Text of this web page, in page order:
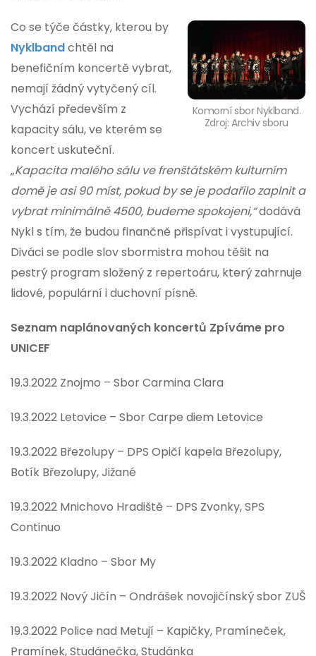
Komorní sbor Nyklband.
Zdroj: Archiv sboru
Co se týče částky, kterou by
Nyklbandchtěl na
benefičním koncertě vybrat,
nemají žádný vytyčený cíl.
Vychází především z
kapacity sálu, ve kterém se
koncert uskuteční.
„Kapacita malého sálu ve frenštátském kulturním
domě je asi 90 míst, pokud by se je podařilo zaplnit a
vybrat minimálně 4500, budeme spokojeni,“dodává
Nykl s tím, že budou finančně přispívat i vystupující.
Diváci se podle slov sbormistra mohou těšit na
pestrý program složený z repertoáru, který zahrnuje
lidové, populární i duchovní písně.
Seznam naplánovaných koncertů Zpíváme pro
UNICEF
19.3.2022 Znojmo – Sbor Carmina Clara
19.3.2022 Letovice – Sbor Carpe diem Letovice
19.3.2022 Březolupy – DPS Opičí kapela Březolupy,
Botík Březolupy, Jižané
19.3.2022 Mnichovo Hradiště – DPS Zvonky, SPS
Continuo
19.3.2022 Kladno – Sbor My
19.3.2022 Nový Jičín – Ondrášek novojičínský sbor ZUŠ
19.3.2022 Police nad Metují – Kapičky, Pramíneček,
Pramínek, Studánečka, Studánka